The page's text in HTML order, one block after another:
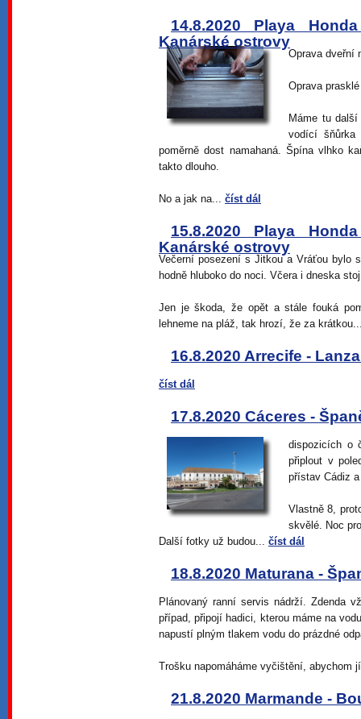
14.8.2020 Playa
Kanárské ostrovy
Oprava dveřní
Oprava
Máme tu
vodící
poměrně dost namahaná. Špína vlhko
takto dlouho.
No a jak na... číst dál
15.8.2020 Playa
Kanárské ostrovy
Večerní posezení s Jitkou a Vráťou bylo
hodně hluboko do noci. Včera i dneska
Jen je škoda, že opět a stále fouká
lehneme na pláž, tak hrozí, že za
16.8.2020 Arrecife -
číst dál
17.8.2020 Cáceres -
dispozicích o
připlout v
přístav Cádiz
Vlastně 8,
skvělé. Noc
Další fotky už budou... číst dál
18.8.2020 Maturana -
Plánovaný ranní servis nádrží. Zdenda
případ, připojí hadici, kterou máme na
napustí plným tlakem vodu do prázdné
Trošku napomáháme vyčištění, abychom
21.8.2020 Marmande -